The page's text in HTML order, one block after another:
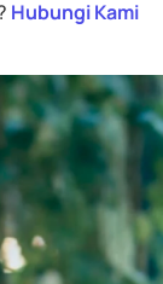
Hubungi Kami